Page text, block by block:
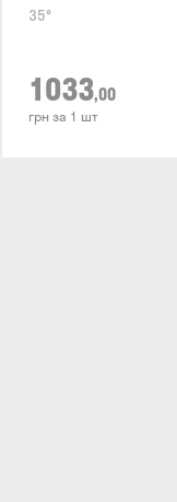
35°
1033,00
грн за 1 шт